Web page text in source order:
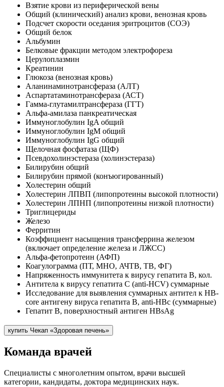
Взятие крови из периферической вены
Общий (клинический) анализ крови, венозная кровь
Подсчет скорости оседания эритроцитов (СОЭ)
Общий белок
Альбумин
Белковые фракции методом электрофореза
Церулоплазмин
Креатинин
Глюкоза (венозная кровь)
Аланинаминотрансфераза (АЛТ)
Аспартатаминотрансфераза (АСТ)
Гамма-глутамилтрансфераза (ГГТ)
Альфа-амилаза панкреатическая
Иммуноглобулин IgA общий
Иммуноглобулин IgM общий
Иммуноглобулин IgG общий
Щелочная фосфатаза (ЩФ)
Псевдохолинэстераза (холинэстераза)
Билирубин общий
Билирубин прямой (конъюгированный)
Холестерин общий
Холестерин ЛПВП (липопротеины высокой плотности)
Холестерин ЛПНП (липопротеины низкой плотности)
Триглицериды
Железо
Ферритин
Коэффициент насыщения трансферрина железом
(включает определение железа и ЛЖСС)
Альфа-фетопротеин (АФП)
Коагулограмма (ПТ, МНО, АЧТВ, ТВ, ФГ)
Напряженность иммунитета к вирусу гепатита В, кол.
Антитела к вирусу гепатита С (anti-HCV) суммарные
Исследование для выявления суммарных антител к HB-
core антигену вируса гепатита В, anti-HBc (суммарные)
Гепатит B, поверхностный антиген HBsAg
купить Чекап «Здоровая печень»
Команда врачей
Специалисты с многолетним опытом, врачи высшей
категории, кандидаты, доктора медицинских наук.